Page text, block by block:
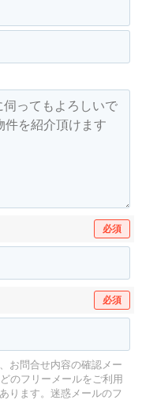
必須
必須
お問合せ内容の確認メー
のフリーメールをご利用
ります。 迷惑メールのフ